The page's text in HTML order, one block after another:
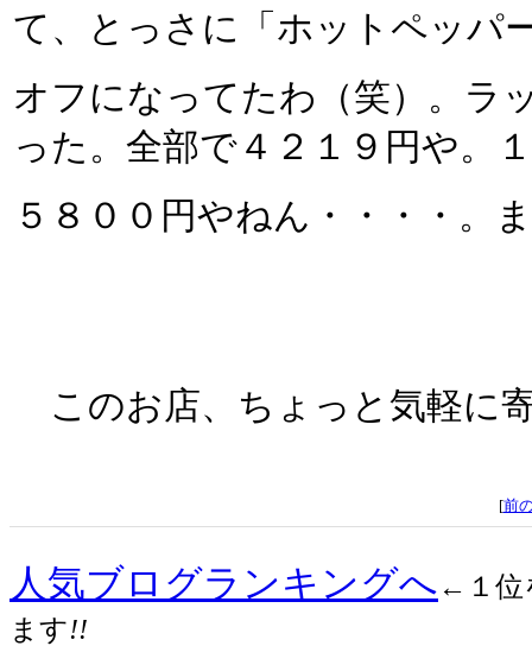
て、とっさに「ホットペッパ
オフになってたわ（笑）。ラ
った。全部で４２１９円や。
５８００円やねん・・・・。
このお店、ちょっと気軽に
[前
人気ブログランキングへ ←１位
ます!!